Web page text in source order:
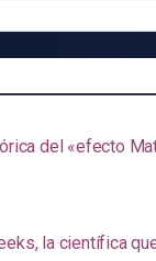
del «efecto
la científica